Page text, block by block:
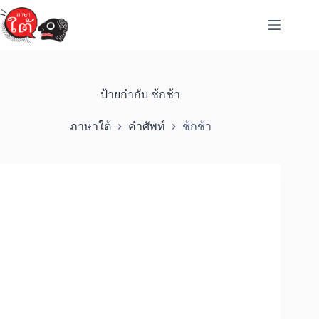
Skip
to
content
ป้ายกำกับ ช้กช้า
ภาษาใต้ คำศัพท์ ช้กช้า